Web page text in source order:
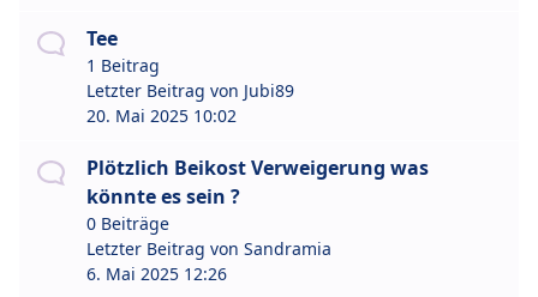
Tee
1 Beitrag
Letzter Beitrag von Jubi89
20. Mai 2025 10:02
Plötzlich Beikost Verweigerung was
könnte es sein ?
0 Beiträge
Letzter Beitrag von Sandramia
6. Mai 2025 12:26